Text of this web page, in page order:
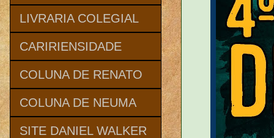
LIVRARIA COLEGIAL
CARIRIENSIDADE
COLUNA DE RENATO
COLUNA DE NEUMA
SITE DANIEL WALKER